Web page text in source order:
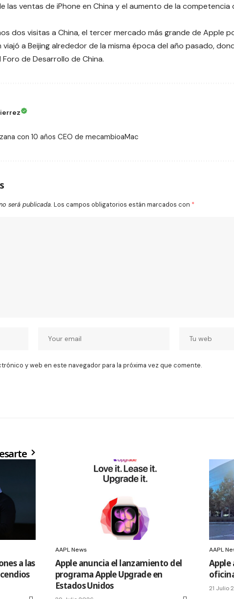
las ventas de iPhone en China y el aumento de la competencia
dos visitas a China, el tercer mercado más grande de Apple
viajó a Beijing alrededor de la misma época del año pasado,
de Desarrollo de China.
con 10 años CEO de mecambioaMac
será publicada. Los campos obligatorios están marcados con *
y web en este navegador para la próxima vez que comente.
a las
AAPL News
Apple anuncia el lanzamiento del
programa Apple Upgrade en
Estados Unidos
AAPL
Apple
21 Julio